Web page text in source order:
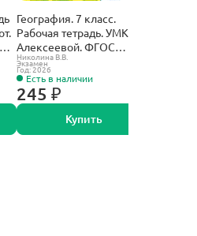
География. 7 класс.
Рабочая тетрадь. УМК
Алексеевой. ФГОС
новый. (к новому
учебнику). (с новыми
картами).
Николина В.В.
Экзамен
Год: 2026
Есть в наличии
245 ₽
Купить